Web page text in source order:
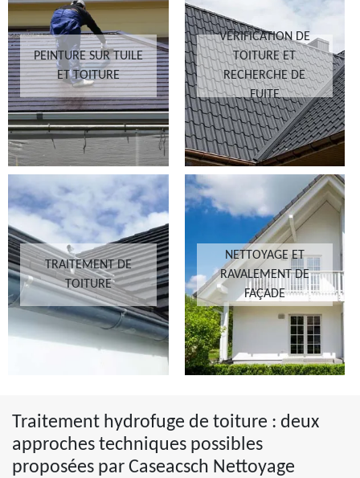
PEINTURE SUR TUILE
ET TOITURE
VÉRIFICATION DE
TOITURE ET
RECHERCHE DE
FUITE
TRAITEMENT DE
TOITURE
NETTOYAGE ET
RAVALEMENT DE
FAÇADE
Traitement hydrofuge de toiture : deux
approches techniques possibles
proposées par Caseacsch Nettoyage